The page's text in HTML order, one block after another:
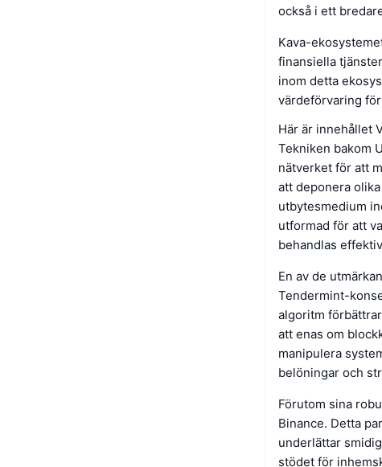
också i ett
Kava-
finansiella
inom detta
värdeförvaring
Här är innehållet
Tekniken bakom
nätverket för att
att deponera
utbytesmedium
utformad för att
behandlas
En av de
Tendermint-
algoritm
att enas om
manipulera
belöningar och
Förutom sina
Binance. Detta
underlättar
stödet för